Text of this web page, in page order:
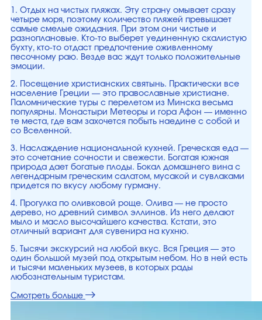
1. Отдых на чистых пляжах. Эту страну омывает сразу
четыре моря, поэтому количество пляжей превышает
самые смелые ожидания. При этом они чистые и
разноплановые. Кто-то выберет уединенную скалистую
бухту, кто-то отдаст предпочтение оживленному
песочному раю. Везде вас ждут только положительные
эмоции.
2. Посещение христианских святынь. Практически все
население Греции — это православные христиане.
Паломнические туры с перелетом из Минска весьма
популярны. Монастыри Метеоры и гора Афон — именно
те места, где вам захочется побыть наедине с собой и
со Вселенной.
3. Наслаждение национальной кухней. Греческая еда —
это сочетание сочности и свежести. Богатая южная
природа дает богатые плоды. Бокал домашнего вина с
легендарным греческим салатом, мусакой и сувлаками
придется по вкусу любому гурману.
4. Прогулка по оливковой роще. Олива — не просто
дерево, но древний символ эллинов. Из него делают
мыло и масло высочайшего качества. Кстати, это
отличный вариант для сувенира на кухню.
5. Тысячи экскурсий на любой вкус. Вся Греция — это
один большой музей под открытым небом. Но в ней есть
и тысячи маленьких музеев, в которых рады
любознательным туристам.
Смотреть больше